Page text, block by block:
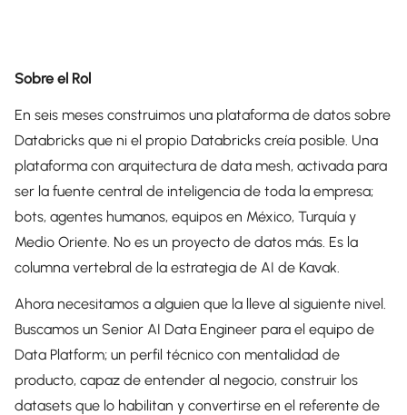
Sobre el Rol
En seis meses construimos una plataforma de datos sobre
Databricks que ni el propio Databricks creía posible. Una
plataforma con arquitectura de data mesh, activada para
ser la fuente central de inteligencia de toda la empresa;
bots, agentes humanos, equipos en México, Turquía y
Medio Oriente. No es un proyecto de datos más. Es la
columna vertebral de la estrategia de AI de Kavak.
Ahora necesitamos a alguien que la lleve al siguiente nivel.
Buscamos un Senior AI Data Engineer para el equipo de
Data Platform; un perfil técnico con mentalidad de
producto, capaz de entender al negocio, construir los
datasets que lo habilitan y convertirse en el referente de